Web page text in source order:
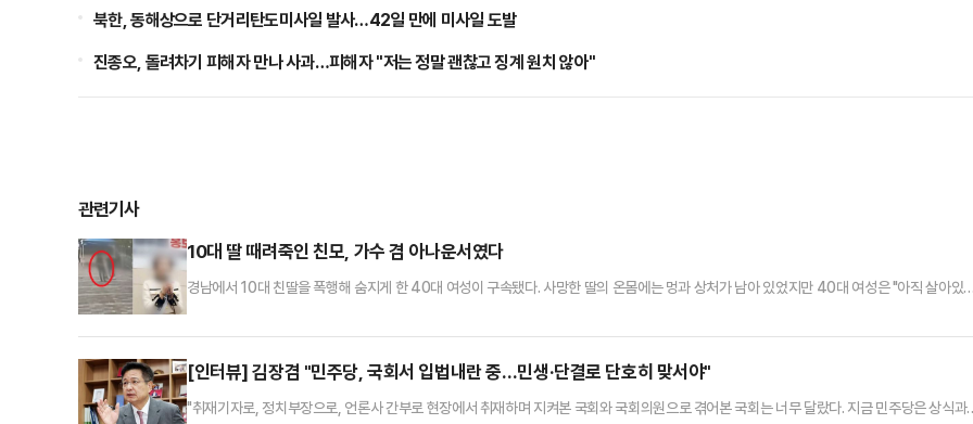
북한, 동해상으로 단거리탄도미사일 발사…42일 만에 미사일 도발
진종오, 돌려차기 피해자 만나 사과…피해자 "저는 정말 괜찮고 징계 원치 않아"
관련기사
10대 딸 때려죽인 친모, 가수 겸 아나운서였다
경남에서 10대 친딸을 폭행해 숨지게 한 40대 여성이 구속됐다. 사망한 딸의 온몸에는 멍과 상처가 남아 있었지만 40대 여성은 "아직 살아있
4시37분 남해군 한 주거지에서 친딸 B양을 폭행해 숨지게 한 혐의를 받는다.A씨는 사건 당일 직접 차량을 몰고 남해군의 한 병원 응급실에 딸
[인터뷰] 김장겸 "민주당, 국회서 입법내란 중…민생·단결로 단호히 맞서야"
"취재기자로, 정치부장으로, 언론사 간부로 현장에서 취재하며 지켜본 국회와 국회의원으로 겪어본 국회는 너무 달랐다. 지금 민주당은 상식과